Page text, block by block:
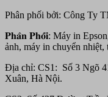
Phân phối bởi: Công Ty
𝐏𝐡𝐚̂𝐧 𝐏𝐡𝐨̂́𝐢: Máy in
ảnh, máy in chuyển nhiệt,
Địa chỉ: CS1: Số 3 Ngõ
Xuân, Hà Nội.